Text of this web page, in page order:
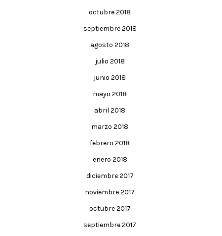
octubre 2018
septiembre 2018
agosto 2018
julio 2018
junio 2018
mayo 2018
abril 2018
marzo 2018
febrero 2018
enero 2018
diciembre 2017
noviembre 2017
octubre 2017
septiembre 2017